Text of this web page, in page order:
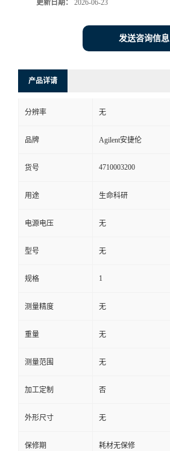
更新日期： 2026-06-23
发送咨询信息
产品详请
分辨率 无
品牌 Agilent安捷伦
货号 4710003200
用途 生命科研
电源电压 无
型号 无
规格 1
测量精度 无
重量 无
测量范围 无
加工定制 否
外形尺寸 无
保修期 耗材无保修